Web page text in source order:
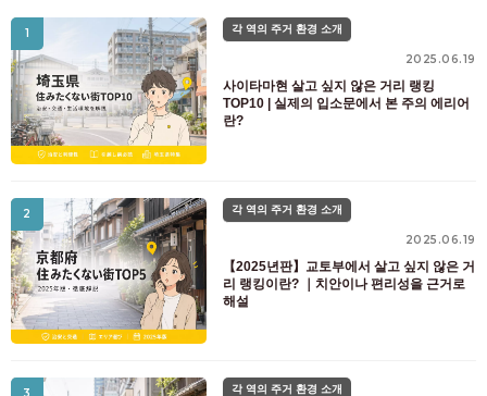
1 각 역의 주거 환경 소개
2025.06.19
사이타마현 살고 싶지 않은 거리 랭킹
TOP10 | 실제의 입소문에서 본 주의 에리어
란?
2 각 역의 주거 환경 소개
2025.06.19
【2025년판】교토부에서 살고 싶지 않은 거
리 랭킹이란? ｜치안이나 편리성을 근거로
해설
각 역의 주거 환경 소개
03-6712-4346
예정 입주자 및 입주자 전용
03-6712-4344